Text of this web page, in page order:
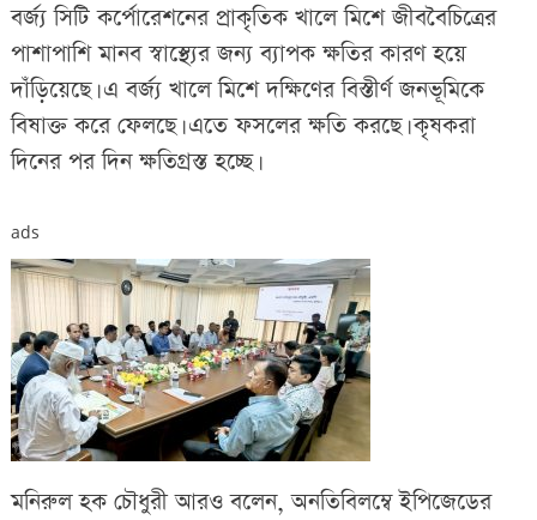
বর্জ্য সিটি কর্পোরেশনের প্রাকৃতিক খালে মিশে জীববৈচিত্রের
পাশাপাশি মানব স্বাস্থ্যের জন্য ব্যাপক ক্ষতির কারণ হয়ে
দাঁড়িয়েছে। এ বর্জ্য খালে মিশে দক্ষিণের বিস্তীর্ণ জনভূমিকে
বিষাক্ত করে ফেলছে। এতে ফসলের ক্ষতি করছে। কৃষকরা
দিনের পর দিন ক্ষতিগ্রস্ত হচ্ছে।
ads
মনিরুল হক চৌধুরী আরও বলেন, অনতিবিলম্বে ইপিজেডের